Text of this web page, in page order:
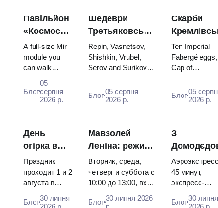
Павільйон
«Космос»
на ВДНГ:
всередині
найбільшої
космічної
виставки
A full-size Mir
module you
can walk
Energia–Buran
model,
capsules and
120 pieces of
flight...
Блог
05
серпня
2026 р.
Шедеври
Третьяковської
галереї:
картини,
заради яких
планувати
подорож
Repin, Vasnetsov,
Shishkin, Vrubel,
Serov and Surikov
stop people, where
they hang, and why
Блог 05 серпня
2026 р.
Скарби
зброї:
Фаберже,
трони та
вбрання
Ten Imperial
Fabergé
Cap of
double throne
two boy tsars
Catherine...
Блог05
2026 р.
День
огірка в
Суздалі
2026:
квитки,
дати та як
Праздник
проходит 1 и 2
августа в
деревянного
Блог30 липня
2026 р.
Мавзолей
Леніна: режим
роботи, вхід та
головна
плутанина з
Кремлем
Вторник, среда,
четверг и суббота с
10:00 до 13:00, вход
Почему источники
Блог 30 липня 2026
р.
З
до центру
Москви:
автобус
45 минут,
экспресс-
рублей,
Блог30 липня
2026 р.